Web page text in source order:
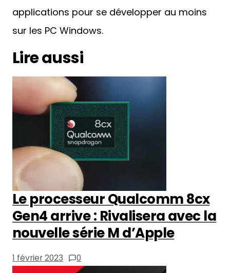
applications pour se développer au moins
Lire aussi
Le processeur Qualcomm 8cx
Gen4 arrive : Rivalisera avec la
nouvelle série M d’Apple
1 février 2023 0